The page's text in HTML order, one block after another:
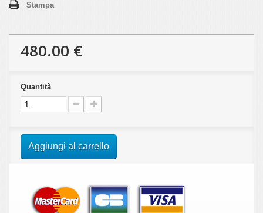
Stampa
480.00 €
Quantità
Aggiungi al carrello